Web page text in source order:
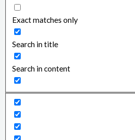
Exact matches only
Search in title
Search in content